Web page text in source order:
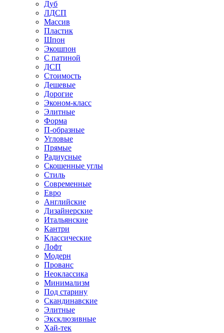
Дуб
ЛДСП
Массив
Пластик
Шпон
Экошпон
С патиной
ДСП
Стоимость
Дешевые
Дорогие
Эконом-класс
Элитные
Форма
П-образные
Угловые
Прямые
Радиусные
Скошенные углы
Стиль
Современные
Евро
Английские
Дизайнерские
Итальянские
Кантри
Классические
Лофт
Модерн
Прованс
Неоклассика
Минимализм
Под старину
Скандинавские
Элитные
Эксклюзивные
Хай-тек